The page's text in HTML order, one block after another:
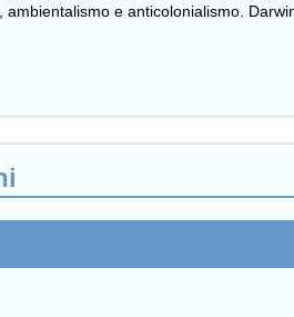
e anticolonialismo.